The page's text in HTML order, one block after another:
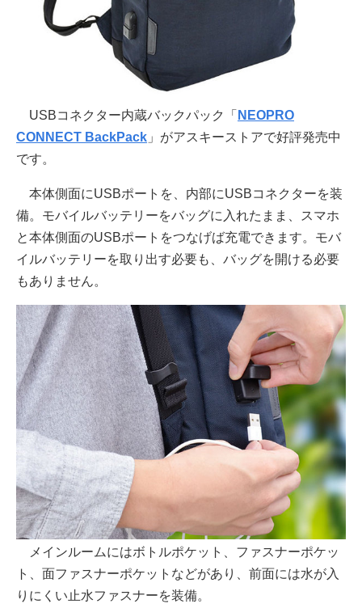
USBコネクター内蔵バックパック「 NEOPRO
CONNECT BackPack 」がアスキーストアで好評発売中
です。
本体側面にUSBポートを、内部にUSBコネクターを装
備。モバイルバッテリーをバッグに入れたまま、スマホ
と本体側面のUSBポートをつなげば充電できます。モバ
イルバッテリーを取り出す必要も、バッグを開ける必要
もありません。
メインルームにはボトルポケット、ファスナーポケッ
ト、面ファスナーポケットなどがあり、前面には水が入
りにくい止水ファスナーを装備。